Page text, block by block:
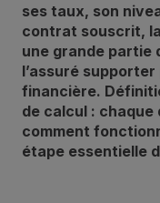
ses taux, son
contrat souscrit,
une grande
l’assuré
financière.
de calcul :
comment
étape essentielle